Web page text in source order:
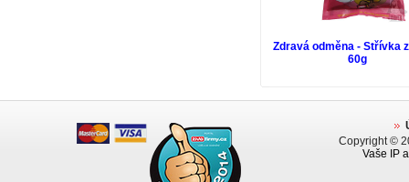
Zdravá odměna - Střívka
60g
Copyright ©
Vaše IP